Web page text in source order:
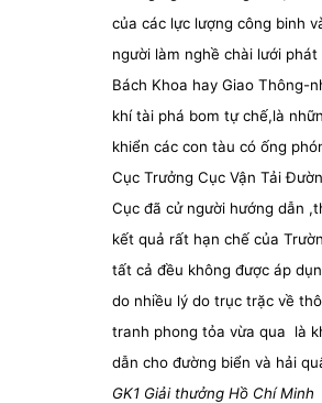
của các lực lượng công binh
người làm nghề chài lưới
Bách Khoa hay Giao Thông-
khí tài phá bom tự chế,là
khiển các con tàu có ống
Cục Trưởng Cục Vận Tải
Cục đã cử người hướng dẫn
kết quả rất hạn chế của
tất cả đều không được áp
do nhiều lý do trục trặc về
tranh phong tỏa vừa qua
là
dẫn cho đường biển và hải
GK1 Giải thưởng Hồ Chí Minh